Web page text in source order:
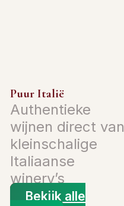
Puur Italië
Authentieke
wijnen direct van
kleinschalige
Italiaanse
winery’s
Bekijk alle